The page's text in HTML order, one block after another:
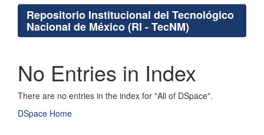
Repositorio Institucional del Tecnológico
Nacional de México (RI - TecNM)
No Entries in Index
There are no entries in the index for "All of DSpace".
DSpace Home